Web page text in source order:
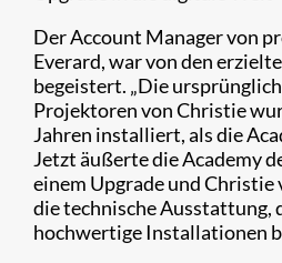
Der Account Manager von
Everard, war von den
begeistert. „Die
Projektoren von Christie
Jahren installiert, als die
Jetzt äußerte die Academy
einem Upgrade und Christie
die technische Ausstattung,
hochwertige Installationen